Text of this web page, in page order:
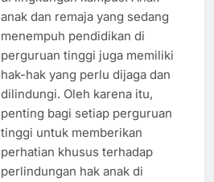
anak dan remaja yang sedang
menempuh pendidikan di
perguruan tinggi juga memiliki
hak-hak yang perlu dijaga dan
dilindungi. Oleh karena itu,
penting bagi setiap perguruan
tinggi untuk memberikan
perhatian khusus terhadap
perlindungan hak anak di